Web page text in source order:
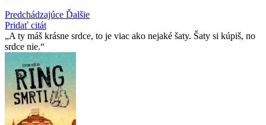
Predchádzajúce Ďalšie
Pridať citát
A ty máš krásne srdce, to je viac ako nejaké šaty. Šaty si kúpiš, no
srdce nie.